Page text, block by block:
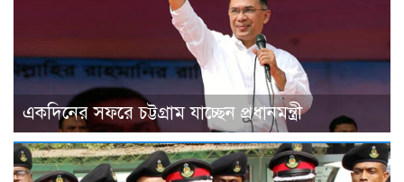
একদিনের সফরে চট্টগ্রাম যাচ্ছেন প্রধানমন্ত্রী